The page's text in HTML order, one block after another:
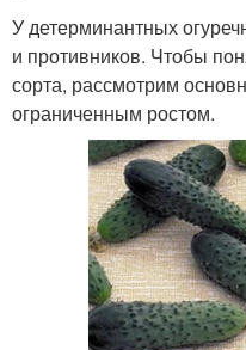
У детерминантных
и противников. Чтобы
сорта, рассмотрим
ограниченным ростом.